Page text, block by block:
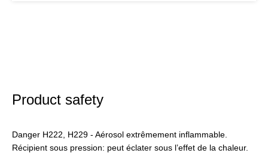
Product safety
Danger H222, H229 - Aérosol extrêmement inflammable.
Récipient sous pression: peut éclater sous l’effet de la chaleur.